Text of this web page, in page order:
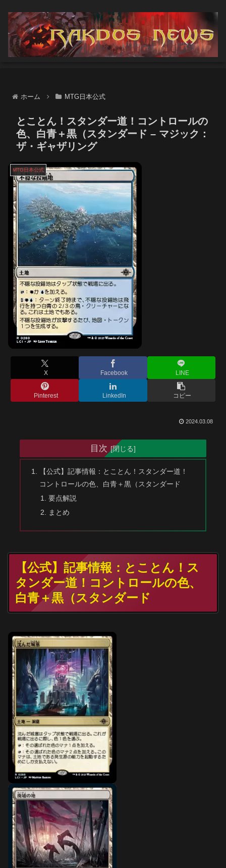
ホーム MTG日本公式
とことん！スタンダー道！コントロールの
色、白青＋黒（スタンダード – マジック：
ザ・ギャザリング
MTG日本公式
X Facebook LINE
Pinterest LinkedIn コピー
2024.03.08
目次
【公式】記事情報：とことん！スタンダー道！
コントロールの色、白青＋黒（スタンダード
要点解説
まとめ
【公式】記事情報：とことん！ス
タンダー道！コントロールの色、
白青＋黒（スタンダード